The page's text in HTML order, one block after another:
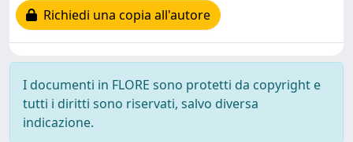
Richiedi una copia all'autore
I documenti in FLORE sono protetti da copyright e
tutti i diritti sono riservati, salvo diversa
indicazione.